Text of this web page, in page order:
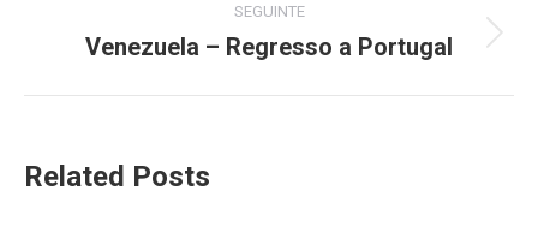
SEGUINTE
Next
Venezuela – Regresso a Portugal
Related Posts